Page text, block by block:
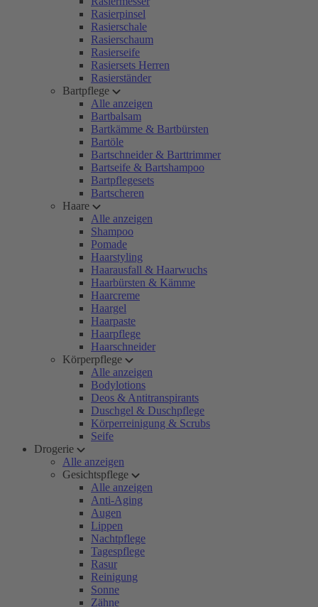
Rasierpinsel
Rasierschale
Rasierschaum
Rasierseife
Rasiersets Herren
Rasierständer
Bartpflege
Alle anzeigen
Bartbalsam
Bartkämme & Bartbürsten
Bartöle
Bartschneider & Barttrimmer
Bartseife & Bartshampoo
Bartpflegesets
Bartscheren
Haare
Alle anzeigen
Shampoo
Pomade
Haarstyling
Haarausfall & Haarwuchs
Haarbürsten & Kämme
Haarcreme
Haargel
Haarpaste
Haarpflege
Haarschneider
Körperpflege
Alle anzeigen
Bodylotions
Deos & Antitranspirants
Duschgel & Duschpflege
Körperreinigung & Scrubs
Seife
Drogerie
Alle anzeigen
Gesichtspflege
Alle anzeigen
Anti-Aging
Augen
Lippen
Nachtpflege
Tagespflege
Rasur
Reinigung
Sonne
Zähne